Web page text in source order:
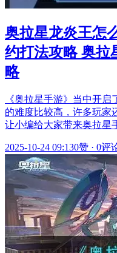
奥拉星龙炎王怎
约打法攻略 奥拉
略
《奥拉星手游》当中开
的难度比较高，许多玩家
让小编给大家带来奥拉
2025-10-24 09:130赞 · 0评